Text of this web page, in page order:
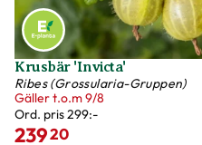
Krusbär 'Invicta'
Ribes (Grossularia-Gruppen)
Gäller t.o.m 9/8
Ord. pris299:-
23920